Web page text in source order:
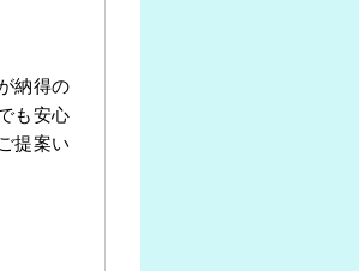
納得の
も安心
提案い